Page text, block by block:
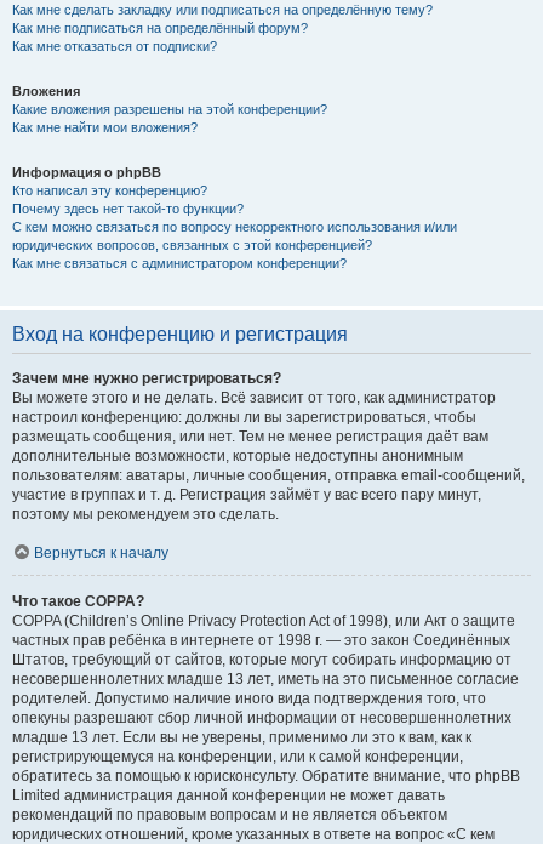
Как мне сделать закладку или подписаться на определённую тему?
Как мне подписаться на определённый форум?
Как мне отказаться от подписки?
Вложения
Какие вложения разрешены на этой конференции?
Как мне найти мои вложения?
Информация о phpBB
Кто написал эту конференцию?
Почему здесь нет такой-то функции?
С кем можно связаться по вопросу некорректного использования и/или
юридических вопросов, связанных с этой конференцией?
Как мне связаться с администратором конференции?
Вход на конференцию и регистрация
Зачем мне нужно регистрироваться?
Вы можете этого и не делать. Всё зависит от того, как администратор
настроил конференцию: должны ли вы зарегистрироваться, чтобы
размещать сообщения, или нет. Тем не менее регистрация даёт вам
дополнительные возможности, которые недоступны анонимным
пользователям: аватары, личные сообщения, отправка email-сообщений,
участие в группах и т. д. Регистрация займёт у вас всего пару минут,
поэтому мы рекомендуем это сделать.
Вернуться к началу
Что такое COPPA?
COPPA (Children’s Online Privacy Protection Act of 1998), или Акт о защите
частных прав ребёнка в интернете от 1998 г. — это закон Соединённых
Штатов, требующий от сайтов, которые могут собирать информацию от
несовершеннолетних младше 13 лет, иметь на это письменное согласие
родителей. Допустимо наличие иного вида подтверждения того, что
опекуны разрешают сбор личной информации от несовершеннолетних
младше 13 лет. Если вы не уверены, применимо ли это к вам, как к
регистрирующемуся на конференции, или к самой конференции,
обратитесь за помощью к юрисконсульту. Обратите внимание, что phpBB
Limited администрация данной конференции не может давать
рекомендаций по правовым вопросам и не является объектом
юридических отношений, кроме указанных в ответе на вопрос «С кем